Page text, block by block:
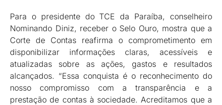
Para o presidente do TCE da Paraíba, conselheiro
Nominando Diniz, receber o Selo Ouro, mostra que a
Corte de Contas reafirma o comprometimento em
disponibilizar informações claras, acessíveis e
atualizadas sobre as ações, gastos e resultados
alcançados. “Essa conquista é o reconhecimento do
nosso compromisso com a transparência e a
prestação de contas à sociedade. Acreditamos que a